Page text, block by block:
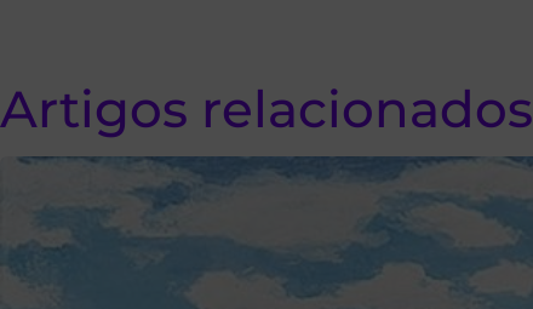
Artigos relacionados